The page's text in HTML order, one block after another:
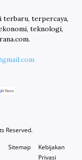
terpercaya,
teknologi,
Reserved.
Sitemap
Kebijakan
Privasi